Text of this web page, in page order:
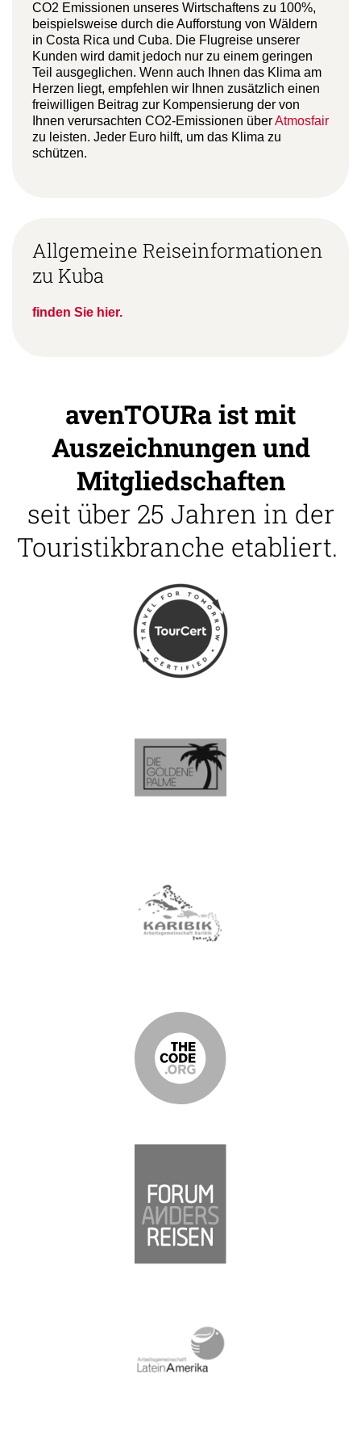
CO2 Emissionen unseres Wirtschaftens zu 100%,
beispielsweise durch die Aufforstung von Wäldern
in Costa Rica und Cuba. Die Flugreise unserer
Kunden wird damit jedoch nur zu einem geringen
Teil ausgeglichen. Wenn auch Ihnen das Klima am
Herzen liegt, empfehlen wir Ihnen zusätzlich einen
freiwilligen Beitrag zur Kompensierung der von
Ihnen verursachten CO2-Emissionen überAtmosfair
zu leisten. Jeder Euro hilft, um das Klima zu
schützen.
Allgemeine Reiseinformationen
zu Kuba
finden Sie hier.
avenTOURa ist mit
Auszeichnungen und
Mitgliedschaften
seit über 25 Jahren in der
Touristikbranche etabliert.